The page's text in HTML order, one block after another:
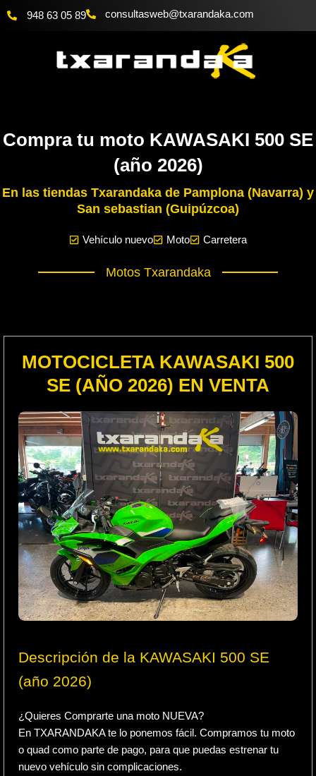
948 63 05 89 moc.akadnaraxt
@bewsatlusnoc
Compra tu moto KAWASAKI 500 SE
(año 2026)
En las tiendas Txarandaka de Pamplona (Navarra) y
San sebastian (Guipúzcoa)
Vehículo nuevo Moto Carretera
Motos Txarandaka
MOTOCICLETA KAWASAKI 500
SE (AÑO 2026) EN VENTA
Descripción de la KAWASAKI 500 SE
(año 2026)
¿Quieres Comprarte una moto NUEVA?
En TXARANDAKA te lo ponemos fácil. Compramos tu moto
o quad como parte de pago, para que puedas estrenar tu
nuevo vehículo sin complicaciones.